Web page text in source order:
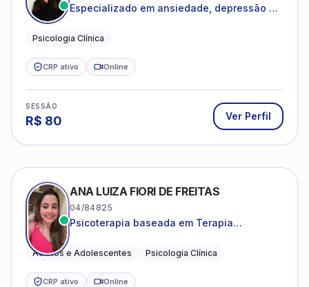
Especializado em ansiedade, depressão e
Psicologia Clínica
CRP ativo Online
SESSÃO
R$ 80 Ver Perfil
ANA LUIZA FIORI DE FREITAS
04/84825
Psicoterapia baseada em Terapia
Adultos e Adolescentes Psicologia Clínica
CRP ativo Online